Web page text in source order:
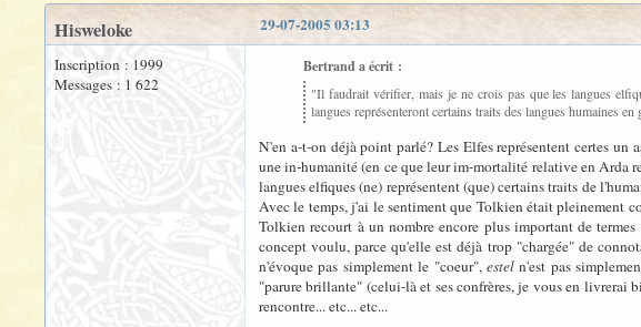
29-07-2005 03:13
Hisweloke
Inscription : 1999
Messages : 1 622
Bertrand a écrit :
"Il faudrait vérifier, mais je ne crois pas que les langues
langues représenteront certains traits des langues humaines en
N'en a-t-on déjà point parlé? Les Elfes représentent certes
une in-humanité (en ce que leur im-mortalité relative en Arda
langues elfiques (ne) représentent (que) certains traits de
Avec le temps, j'ai le sentiment que Tolkien était pleinement
Tolkien recourt à un nombre encore plus important de
concept voulu, parce qu'elle est déjà trop "chargée" de
n'évoque pas simplement le "coeur", esteln'est pas
"parure brillante" (celui-là et ses confrères, je vous en livrerai
rencontre... etc... etc...